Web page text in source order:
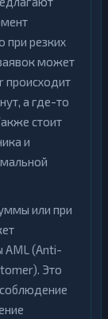
при резких
может
происходит
а где-то
стоит
и
или при
AML (Anti-
Это